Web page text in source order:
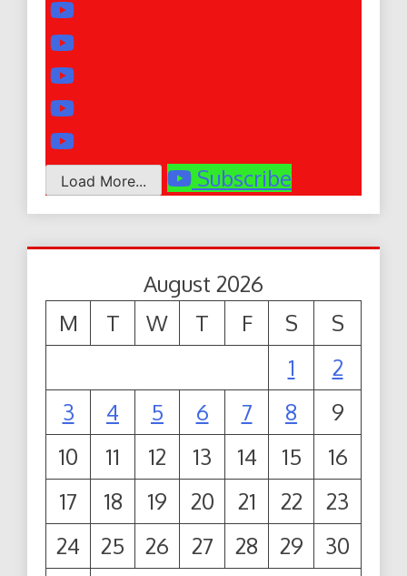
Load More... Subscribe
August 2026
M
T W T F S
S
1
2
3
4 5 6 7 8
9
10
11 12 13 14 15
16
17
18 19 20 21 22
23
24
25 26 27 28 29
30